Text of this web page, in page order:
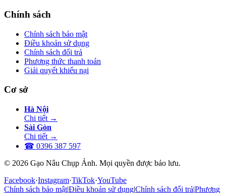
Chính sách
Chính sách bảo mật
Điều khoản sử dụng
Chính sách đổi trả
Phương thức thanh toán
Giải quyết khiếu nại
Cơ sở
Hà Nội
Chi tiết →
Sài Gòn
Chi tiết →
☎ 0396 387 597
© 2026 Gạo Nâu Chụp Ảnh. Mọi quyền được bảo lưu.
Facebook·Instagram·TikTok·YouTube
Chính sách bảo mật|Điều khoản sử dụng|Chính sách đổi trả|Phương